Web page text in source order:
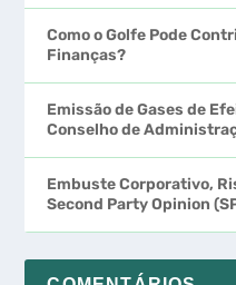
Como o Golfe Pode
Finanças?
Emissão de Gases de
Conselho de
Embuste Corporativo,
Second Party Opinion
COMENTÁRIOS